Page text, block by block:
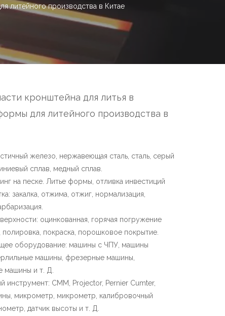
литейного производства в Китае
кронштейна для литья в
для литейного производства в
железо, нержавеющая сталь, сталь, серый
сплав, медный сплав.
на песке. Литье формы, отливка инвестиций
закалка, отжима, отжиг, нормализация,
оцинкованная, горячая погружение
полировка, покраска, порошковое покрытие.
оборудование: машины с ЧПУ, машины
машины, фрезерные машины,
машины и т. Д.
инструмент: CMM, Projector, Pernier Cumter,
микрометр, микрометр, калибровочный
датчик высоты и т. Д.